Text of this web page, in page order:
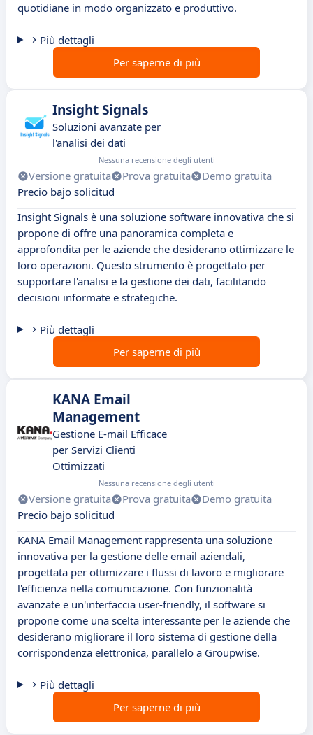
quotidiane in modo organizzato e produttivo.
Più dettagli
Per saperne di più
Insight Signals
Soluzioni avanzate per
l'analisi dei dati
Nessuna recensione degli utenti
Versione gratuita Prova gratuita
Demo gratuita
Precio bajo solicitud
Insight Signals è una soluzione software innovativa che si
propone di offre una panoramica completa e
approfondita per le aziende che desiderano ottimizzare le
loro operazioni. Questo strumento è progettato per
supportare l'analisi e la gestione dei dati, facilitando
decisioni informate e strategiche.
Più dettagli
Per saperne di più
KANA Email
Management
Gestione E-mail Efficace
per Servizi Clienti
Ottimizzati
Nessuna recensione degli utenti
Versione gratuita Prova gratuita
Demo gratuita
Precio bajo solicitud
KANA Email Management rappresenta una soluzione
innovativa per la gestione delle email aziendali,
progettata per ottimizzare i flussi di lavoro e migliorare
l'efficienza nella comunicazione. Con funzionalità
avanzate e un'interfaccia user-friendly, il software si
propone come una scelta interessante per le aziende che
desiderano migliorare il loro sistema di gestione della
corrispondenza elettronica, parallelo a Groupwise.
Più dettagli
Per saperne di più